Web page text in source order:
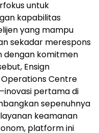
untuk
kapabilitas
yang mampu
sekadar merespons
dengan komitmen
Ensign
Centre
pertama di
sepenuhnya
keamanan
platform ini